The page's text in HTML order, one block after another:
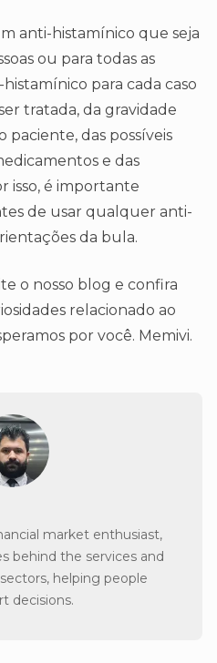
anti-histamínico que seja
ou para todas as
para cada caso
tratada, da gravidade
paciente, das possíveis
e das
isso, é importante
de usar qualquer anti-
da bula.
o nosso blog e confira
relacionado ao
por você. Memivi.
market enthusiast,
behind the services and
helping people
decisions.